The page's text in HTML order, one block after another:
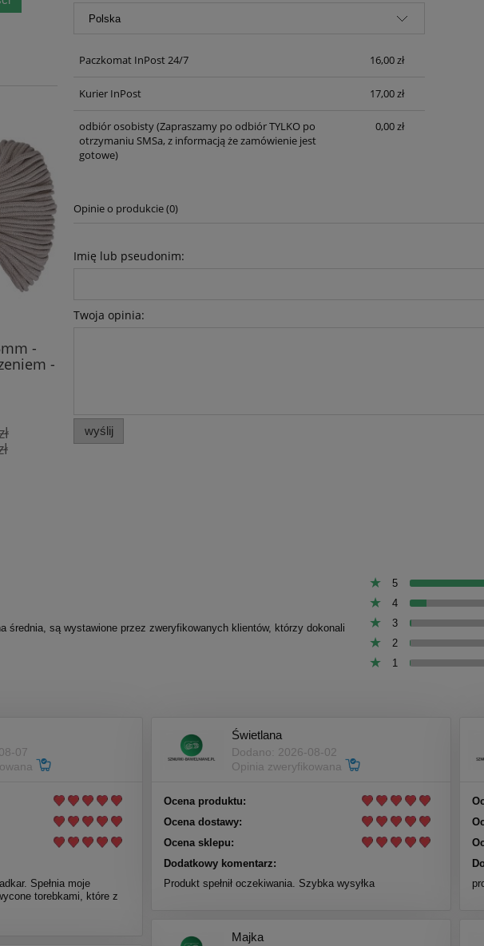
-
-
Cena regularna:
Paczkomat InPost 24/7 16,00 zł
Kurier InPost 17,00 zł
odbiór osobisty(Zapraszamy po odbiór TYLKO po
otrzymaniu SMSa, z informacją że zamówienie jest
gotowe)
0,00 zł
Opinie o produkcie (0)
Imię lub pseudonim:
Twoja opinia:
wyślij
średnia, są wystawione przez zweryfikowanych klientów, którzy dokonali
5
4
3
2
1
07
Spełnia moje
torebkami, które z
Świetlana
Dodano: 2026-08-02
Opinia zweryfikowana
Ocena produktu:
Ocena dostawy:
Ocena sklepu:
Dodatkowy komentarz:
Produkt spełnił oczekiwania. Szybka wysyłka
Majka